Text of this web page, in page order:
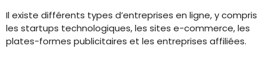
Il existe différents types d’entreprises en ligne, y compris
les startups technologiques, les sites e-commerce, les
plates-formes publicitaires et les entreprises affiliées.